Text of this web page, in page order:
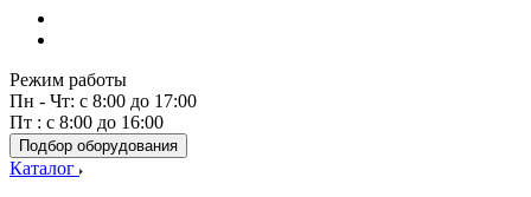
Режим работы
Пн - Чт: с 8:00 до 17:00
Пт : с 8:00 до 16:00
Подбор оборудования
Каталог